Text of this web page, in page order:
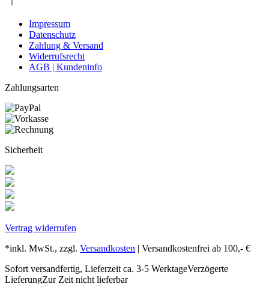
Impressum
Datenschutz
Zahlung & Versand
Widerrufsrecht
AGB | Kundeninfo
Zahlungsarten
Sicherheit
Vertrag widerrufen
*inkl. MwSt., zzgl. Versandkosten | Versandkostenfrei ab 100,- €
Sofort versandfertig, Lieferzeit ca. 3-5 WerktageVerzögerte
LieferungZur Zeit nicht lieferbar